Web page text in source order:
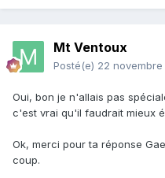
Mt Ventoux
Posté(e) 22 novembre
Oui, bon je n'allais pas
c'est vrai qu'il faudrait mieux
Ok, merci pour ta réponse
coup.